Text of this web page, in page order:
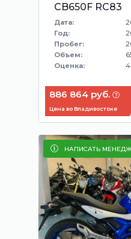
CB650F RC83
Дата:
Год:
Пробег:
Объем:
Оценка: 4
886 864 руб.
Цена во Владивостоке
НАПИСАТЬ